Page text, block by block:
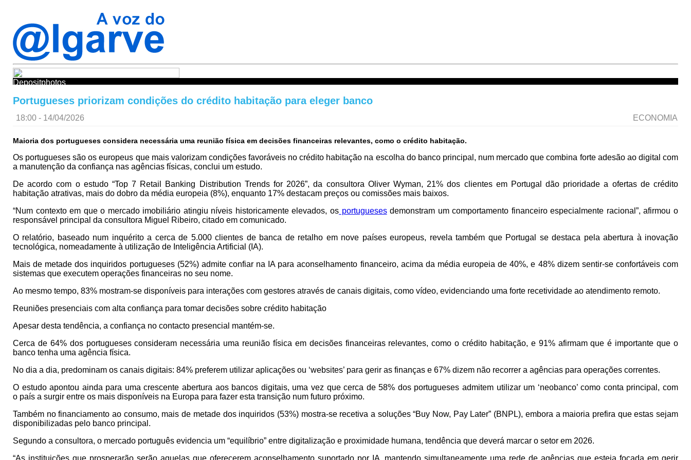
Depositphotos
Portugueses priorizam condições do crédito habitação para eleger banco
18:00 - 14/04/2026 ECONOMIA
Maioria dos portugueses considera necessária uma reunião física em decisões financeiras relevantes, como o crédito habitação.
Os portugueses são os europeus que mais valorizam condições favoráveis no crédito habitação na escolha do banco principal, num mercado que combina forte adesão ao digital com
a manutenção da confiança nas agências físicas, conclui um estudo.
De acordo com o estudo “Top 7 Retail Banking Distribution Trends for 2026”, da consultora Oliver Wyman, 21% dos clientes em Portugal dão prioridade a ofertas de crédito
habitação atrativas, mais do dobro da média europeia (8%), enquanto 17% destacam preços ou comissões mais baixos.
“Num contexto em que o mercado imobiliário atingiu níveis historicamente elevados, os portuguesesdemonstram um comportamento financeiro especialmente racional”, afirmou o
responsável principal da consultora Miguel Ribeiro, citado em comunicado.
O relatório, baseado num inquérito a cerca de 5.000 clientes de banca de retalho em nove países europeus, revela também que Portugal se destaca pela abertura à inovação
tecnológica, nomeadamente à utilização de Inteligência Artificial (IA).
Mais de metade dos inquiridos portugueses (52%) admite confiar na IA para aconselhamento financeiro, acima da média europeia de 40%, e 48% dizem sentir-se confortáveis com
sistemas que executem operações financeiras no seu nome.
Ao mesmo tempo, 83% mostram-se disponíveis para interações com gestores através de canais digitais, como vídeo, evidenciando uma forte recetividade ao atendimento remoto.
Reuniões presenciais com alta confiança para tomar decisões sobre crédito habitação
Apesar desta tendência, a confiança no contacto presencial mantém-se.
Cerca de 64% dos portugueses consideram necessária uma reunião física em decisões financeiras relevantes, como o crédito habitação, e 91% afirmam que é importante que o
banco tenha uma agência física.
No dia a dia, predominam os canais digitais: 84% preferem utilizar aplicações ou ‘websites’ para gerir as finanças e 67% dizem não recorrer a agências para operações correntes.
O estudo apontou ainda para uma crescente abertura aos bancos digitais, uma vez que cerca de 58% dos portugueses admitem utilizar um ‘neobanco’ como conta principal, com
o país a surgir entre os mais disponíveis na Europa para fazer esta transição num futuro próximo.
Também no financiamento ao consumo, mais de metade dos inquiridos (53%) mostra-se recetiva a soluções “Buy Now, Pay Later” (BNPL), embora a maioria prefira que estas sejam
disponibilizadas pelo banco principal.
Segundo a consultora, o mercado português evidencia um “equilíbrio” entre digitalização e proximidade humana, tendência que deverá marcar o setor em 2026.
“As instituições que prosperarão serão aquelas que oferecerem aconselhamento suportado por IA, mantendo simultaneamente uma rede de agências que esteja focada em gerir